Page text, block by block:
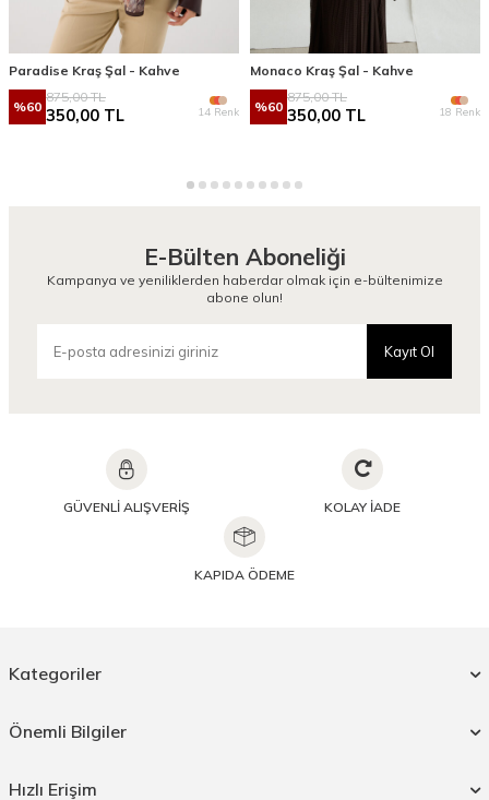
Paradise Kraş Şal - Kahve
%60
875,00TL
350,00 TL 14 Renk
Monaco Kraş Şal - Kahve
%60
875,00TL
350,00 TL 18 Renk
E-Bülten Aboneliği
Kampanya ve yeniliklerden haberdar olmak için e-bültenimize
abone olun!
Kayıt Ol
GÜVENLİ ALIŞVERİŞ KOLAY İADE
KAPIDA ÖDEME
Kategoriler
Önemli Bilgiler
Hızlı Erişim